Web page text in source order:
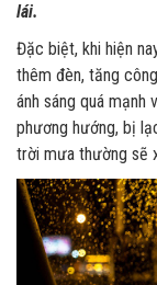
lái.
Đặc biệt, khi hiện
thêm đèn, tăng
ánh sáng quá
phương hướng, bị
trời mưa thường sẽ